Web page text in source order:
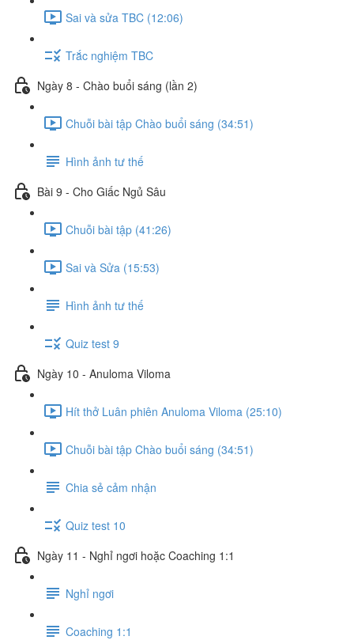
Sai và sửa TBC (12:06)
Trắc nghiệm TBC
Ngày 8 - Chào buổi sáng (lần 2)
Chuỗi bài tập Chào buổi sáng (34:51)
Hình ảnh tư thế
Bài 9 - Cho Giấc Ngủ Sâu
Chuỗi bài tập (41:26)
Sai và Sửa (15:53)
Hình ảnh tư thế
Quiz test 9
Ngày 10 - Anuloma Viloma
Hít thở Luân phiên Anuloma Viloma (25:10)
Chuỗi bài tập Chào buổi sáng (34:51)
Chia sẻ cảm nhận
Quiz test 10
Ngày 11 - Nghỉ ngơi hoặc Coaching 1:1
Nghỉ ngơi
Coaching 1:1